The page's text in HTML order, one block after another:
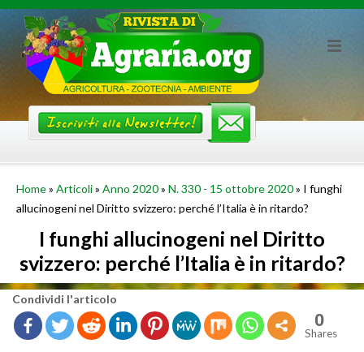
Skip
content
Home» Articoli» Anno 2020» N. 330 - 15 ottobre 2020» I funghi
allucinogeni nel Diritto svizzero: perché l’Italia è in ritardo?
I funghi allucinogeni nel Diritto
svizzero: perché l’Italia è in ritardo?
Con­di­vi­di l'ar­ti­co­lo
0
Shares